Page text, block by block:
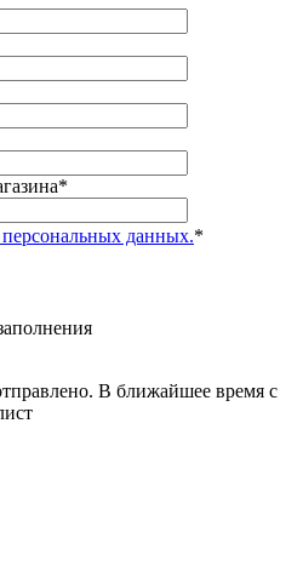
*
персональных данных.*
В ближайшее время с